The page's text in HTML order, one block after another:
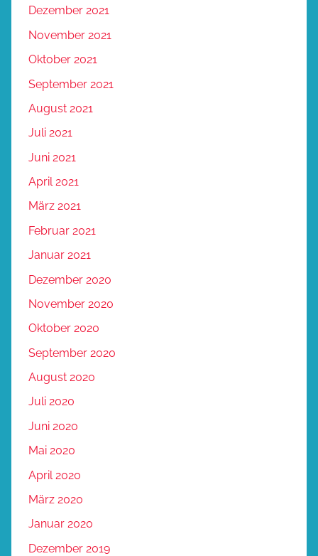
Dezember 2021
November 2021
Oktober 2021
September 2021
August 2021
Juli 2021
Juni 2021
April 2021
März 2021
Februar 2021
Januar 2021
Dezember 2020
November 2020
Oktober 2020
September 2020
August 2020
Juli 2020
Juni 2020
Mai 2020
April 2020
März 2020
Januar 2020
Dezember 2019